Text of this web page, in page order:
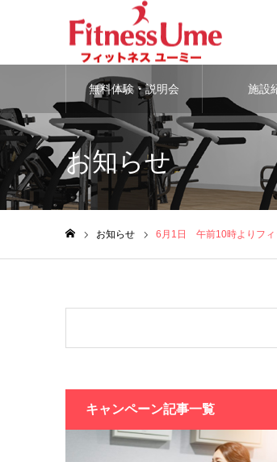
無料体験・説明会 施設
お知らせ
お知らせ 6月1日 午前10時よりフィ
キャンペーン記事一覧